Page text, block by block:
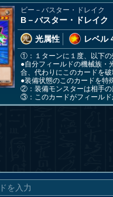
ビー－バスター・ドレイク
B－バスター・ドレイク
光属性
レベル
①：１ターンに１度、以下の
●自分フィールドの機械族・
合、代わりにこのカードを破
●装備状態のこのカードを特
②：装備モンスターは相手の
③：このカードがフィールド